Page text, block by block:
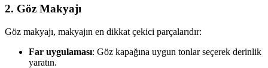
2. Göz Makyajı
Göz makyajı, makyajın en dikkat çekici parçalarıdır:
Far uygulaması: Göz kapağına uygun tonlar seçerek derinlik
yaratın.